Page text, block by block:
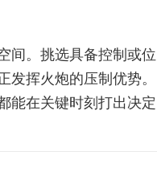
间。挑选具备控制或位
挥火炮的压制优势。
能在关键时刻打出决定